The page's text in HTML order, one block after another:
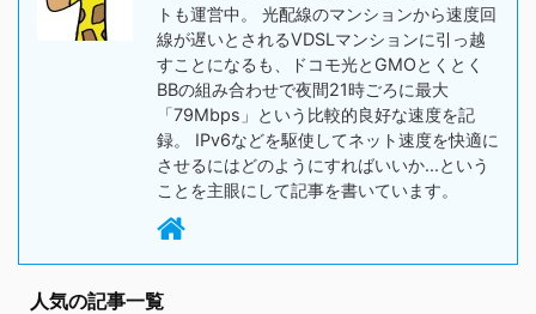
トも運営中。 光配線のマンションから速度回
線が遅いとされるVDSLマンションに引っ越
すことになるも、ドコモ光とGMOとくとく
BBの組み合わせで夜間21時ごろに最大
「79Mbps」という比較的良好な速度を記
録。 IPv6などを駆使してネット速度を快適に
させるにはどのようにすればいいか...という
ことを主眼にして記事を書いています。
人気の記事一覧